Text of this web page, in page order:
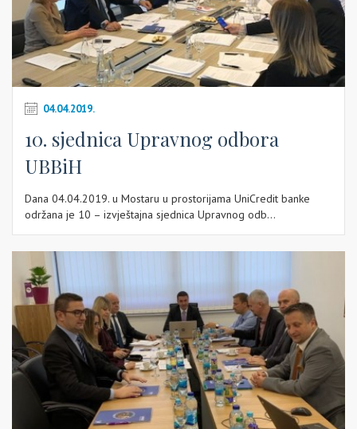
04.04.2019.
10. sjednica Upravnog odbora
UBBiH
Dana 04.04.2019. u Mostaru u prostorijama UniCredit banke
održana je 10 – izvještajna sjednica Upravnog odb...